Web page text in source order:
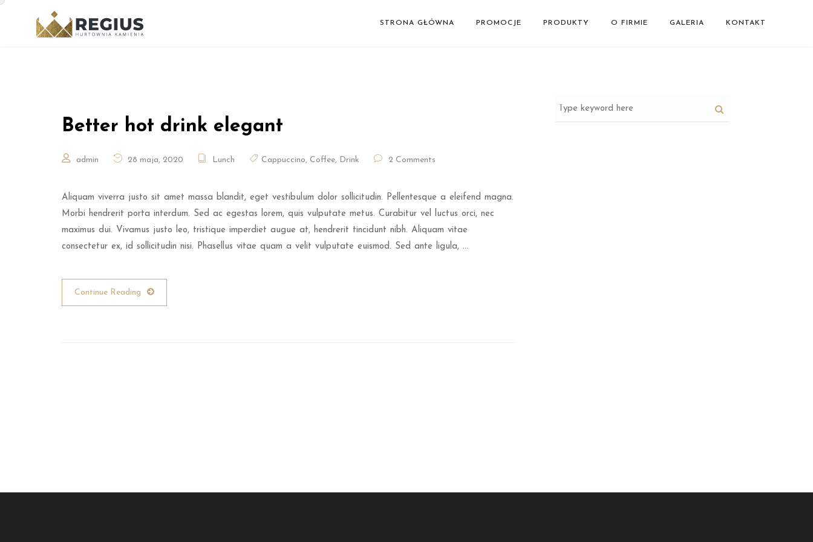
STRONA GŁÓWNA PROMOCJE PRODUKTY O FIRMIE GALERIA KONTAKT
Better hot drink elegant
admin 28 maja, 2020 Lunch Cappuccino, Coffee, Drink 2 Comments
Aliquam viverra justo sit amet massa blandit, eget vestibulum dolor sollicitudin. Pellentesque a eleifend magna.
Morbi hendrerit porta interdum. Sed ac egestas lorem, quis vulputate metus. Curabitur vel luctus orci, nec
maximus dui. Vivamus justo leo, tristique imperdiet augue at, hendrerit tincidunt nibh. Aliquam vitae
consectetur ex, id sollicitudin nisi. Phasellus vitae quam a velit vulputate euismod. Sed ante ligula, …
Continue Reading